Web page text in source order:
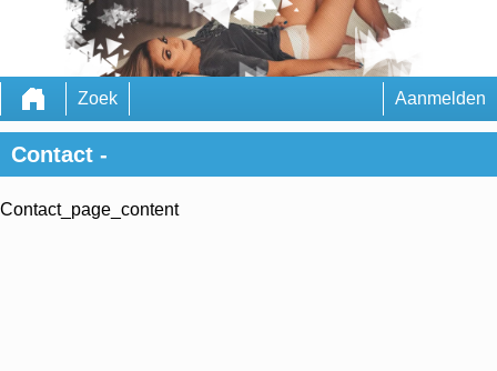
Zoek Aanmelden
Contact -
Contact_page_content